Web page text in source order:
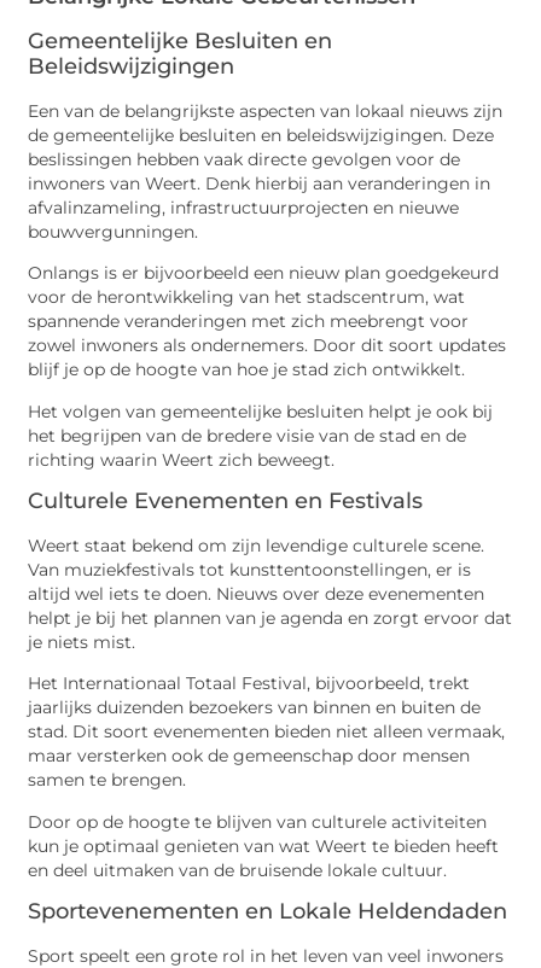
Gemeentelijke Besluiten en
Beleidswijzigingen
Een van de belangrijkste aspecten van lokaal nieuws zijn
de gemeentelijke besluiten en beleidswijzigingen. Deze
beslissingen hebben vaak directe gevolgen voor de
inwoners van Weert. Denk hierbij aan veranderingen in
afvalinzameling, infrastructuurprojecten en nieuwe
bouwvergunningen.
Onlangs is er bijvoorbeeld een nieuw plan goedgekeurd
voor de herontwikkeling van het stadscentrum, wat
spannende veranderingen met zich meebrengt voor
zowel inwoners als ondernemers. Door dit soort updates
blijf je op de hoogte van hoe je stad zich ontwikkelt.
Het volgen van gemeentelijke besluiten helpt je ook bij
het begrijpen van de bredere visie van de stad en de
richting waarin Weert zich beweegt.
Culturele Evenementen en Festivals
Weert staat bekend om zijn levendige culturele scene.
Van muziekfestivals tot kunsttentoonstellingen, er is
altijd wel iets te doen. Nieuws over deze evenementen
helpt je bij het plannen van je agenda en zorgt ervoor dat
je niets mist.
Het Internationaal Totaal Festival, bijvoorbeeld, trekt
jaarlijks duizenden bezoekers van binnen en buiten de
stad. Dit soort evenementen bieden niet alleen vermaak,
maar versterken ook de gemeenschap door mensen
samen te brengen.
Door op de hoogte te blijven van culturele activiteiten
kun je optimaal genieten van wat Weert te bieden heeft
en deel uitmaken van de bruisende lokale cultuur.
Sportevenementen en Lokale Heldendaden
Sport speelt een grote rol in het leven van veel inwoners